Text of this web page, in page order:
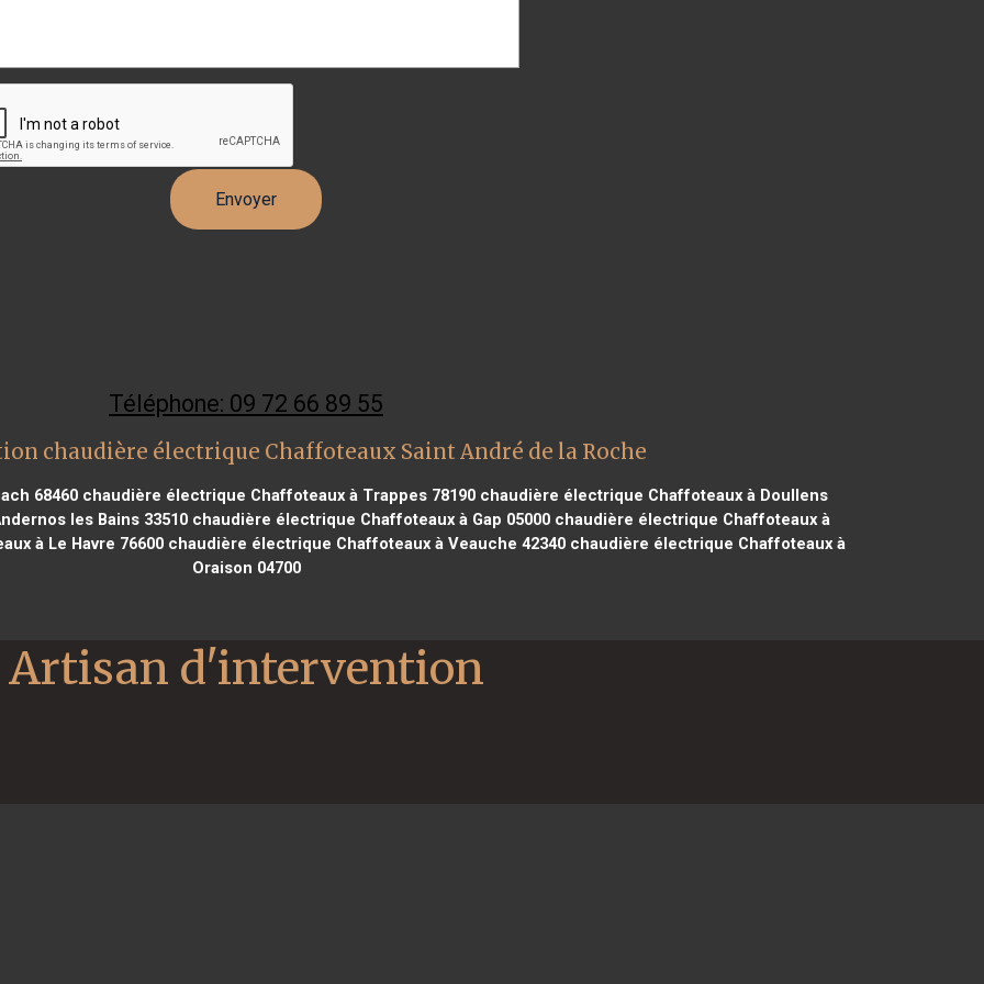
Téléphone: 09 72 66 89 55
chaudière électrique Chaffoteaux Saint André de la Roche
68460chaudière électrique Chaffoteaux à Trappes 78190chaudière électrique Chaffoteaux à Doullens
les Bains 33510 chaudière électrique Chaffoteaux à Gap 05000 chaudière électrique Chaffoteaux à
à Le Havre 76600chaudière électrique Chaffoteaux à Veauche 42340chaudière électrique Chaffoteaux à
Oraison 04700
Artisan d'intervention